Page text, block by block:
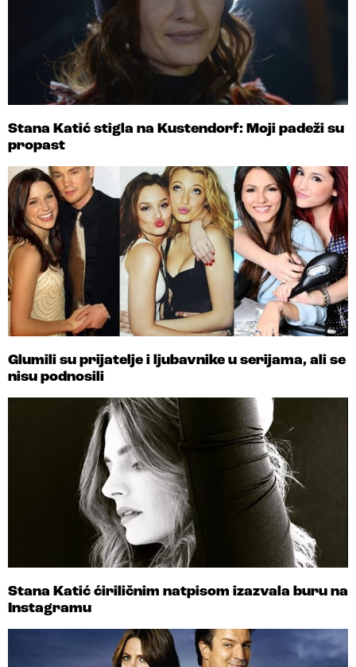
Stana Katić stigla na Kustendorf: Moji padeži su
propast
Glumili su prijatelje i ljubavnike u serijama, ali se
nisu podnosili
Stana Katić ćiriličnim natpisom izazvala buru na
Instagramu